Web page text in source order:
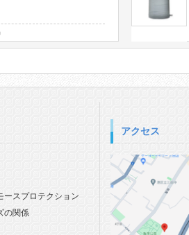
ースプロテクション
の関係
アクセス